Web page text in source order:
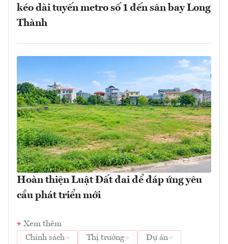
kéo dài tuyến metro số 1 đến sân bay Long
Thành
Hoàn thiện Luật Đất đai để đáp ứng yêu
cầu phát triển mới
Xem thêm
Chính sách
Thị trường
Dự án